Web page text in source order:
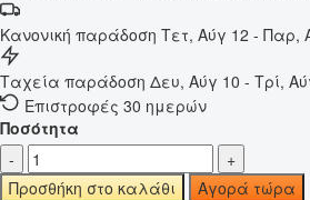
Κανονική παράδοση Τετ, Αύγ 12 - Παρ,
Ταχεία παράδοση Δευ, Αύγ 10 - Τρί,
Επιστροφές 30 ημερών
Ποσότητα
-
+
Προσθήκη στο καλάθι
Αγορά τώρα